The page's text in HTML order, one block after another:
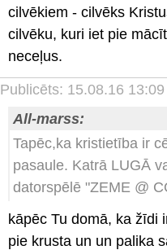
cilvēkiem - cilvēks
cilvēku, kuri iet pie
neceļus.
Publicēts: 15.08.16 13:09
All-marss:
Tapēc,ka kristietība ir
pasaule. Katrā LUGĀ
datorspēlē "ZEME @
kāpēc Tu domā, ka žīdi
pie krusta un un palika